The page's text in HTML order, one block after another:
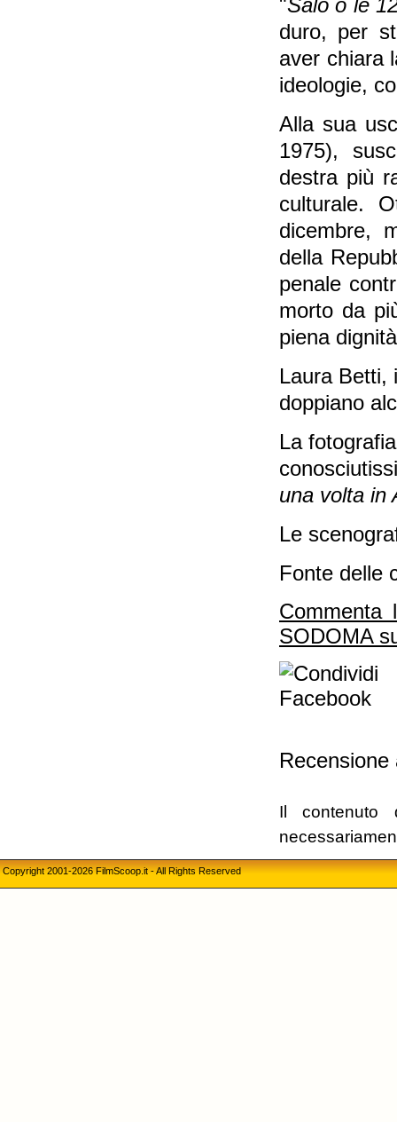
"Salò o le
duro, per
aver chiara
ideologie,
Alla sua
1975),
destra più
culturale.
dicembre,
della
penale
morto da
piena
Laura Betti,
doppiano
La
una volta in
Le
Fonte delle
SODOMA
Il contenuto
Copyright 2001-2026 FilmScoop.it - All Rights Reserved